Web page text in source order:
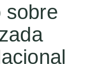
sobre